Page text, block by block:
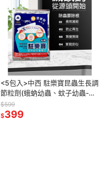
<5包入>中西 駐樂寶昆蟲生長調
節粒劑(蛾蚋幼蟲、蚊子幼蟲-孑
孓) /10g/包-除蟲粒劑 登革熱防
治
$599
$399